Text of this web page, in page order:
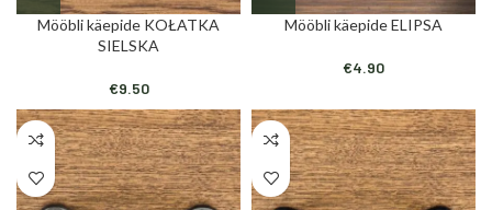
Mööbli käepide KOŁATKA
SIELSKA
€9.50
Mööbli käepide ELIPSA
€4.90